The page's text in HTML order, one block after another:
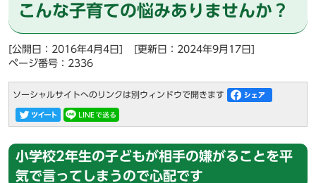
こんな子育ての悩みありませんか？
[公開日：2016年4月4日]
[更新日：2024年9月17日]
ページ番号：2336
ソーシャルサイトへのリンクは別ウィンドウで開きます
小学校2年生の子どもが相手の嫌がることを平
気で言ってしまうので心配です